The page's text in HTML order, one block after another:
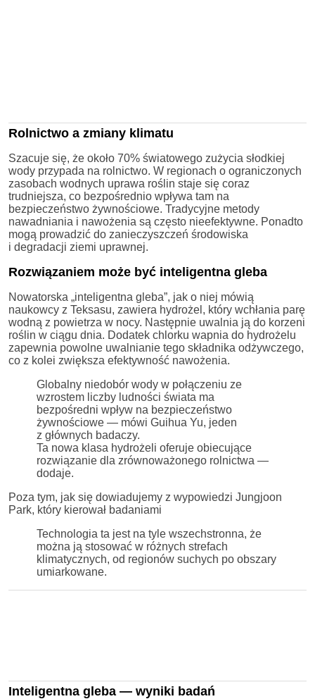
Rolnictwo a zmiany klimatu
Szacuje się, że około 70% światowego zużycia słodkiej
wody przypada na rolnictwo. W regionach o ograniczonych
zasobach wodnych uprawa roślin staje się coraz
trudniejsza, co bezpośrednio wpływa tam na
bezpieczeństwo żywnościowe. Tradycyjne metody
nawadniania i nawożenia są często nieefektywne. Ponadto
mogą prowadzić do zanieczyszczeń środowiska
i degradacji ziemi uprawnej.
Rozwiązaniem może być inteligentna gleba
Nowatorska „inteligentna gleba”, jak o niej mówią
naukowcy z Teksasu, zawiera hydrożel, który wchłania parę
wodną z powietrza w nocy. Następnie uwalnia ją do korzeni
roślin w ciągu dnia. Dodatek chlorku wapnia do hydrożelu
zapewnia powolne uwalnianie tego składnika odżywczego,
co z kolei zwiększa efektywność nawożenia.
Globalny niedobór wody w połączeniu ze
wzrostem liczby ludności świata ma
bezpośredni wpływ na bezpieczeństwo
żywnościowe — mówi Guihua Yu, jeden
z głównych badaczy.
Ta nowa klasa hydrożeli oferuje obiecujące
rozwiązanie dla zrównoważonego rolnictwa —
dodaje.
Poza tym, jak się dowiadujemy z wypowiedzi Jungjoon
Park, który kierował badaniami
Technologia ta jest na tyle wszechstronna, że ​​
można ją stosować w różnych strefach
klimatycznych, od regionów suchych po obszary
umiarkowane.
Inteligentna gleba — wyniki badań